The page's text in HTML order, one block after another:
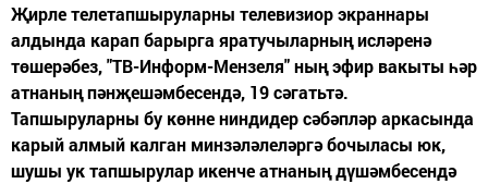
Җирле телетапшыруларны телевизиор экраннары
алдында карап барырга яратучыларның исләренә
төшерәбез, "ТВ-Информ-Мензеля" ның эфир вакыты һәр
атнаның пәнҗешәмбесендә, 19 сәгатьтә.
Тапшыруларны бу көнне ниндидер сәбәпләр аркасында
карый алмый калган минзәләлеләргә бочыласы юк,
шушы ук тапшырулар икенче атнаның дүшәмбесендә